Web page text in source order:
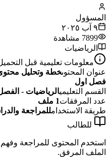
المسؤول
٩ آب ٢٠٢٥
7899 مشاهدة
الرياضيات
معلومات تعليمية قبل
عنوان المحتوىخطة وتحليل
فصل اول
القسم التعليميالرياضيات -
عدد المرفقات1 ملف
طريقة الاستخدامللمراجعة
للطالب
استخدم المحتوى للمراجعة وفهم
الملف المرفق.